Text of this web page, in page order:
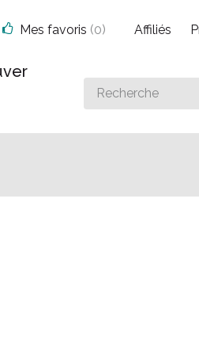
Search
for
Mes favoris (0) Affiliés